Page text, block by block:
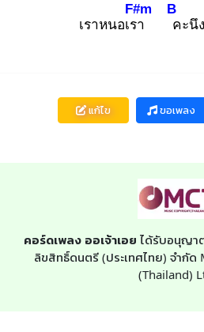
เราหนอเรา
F#m
ค
B
ะนึ
แก้ไข ขอเพลง
คอร์ดเพลง ออเจ้าเอย ได้รับอนุญา
ลิขสิทธิ์ดนตรี (ประเทศไทย) จำกัด
(Thailand)